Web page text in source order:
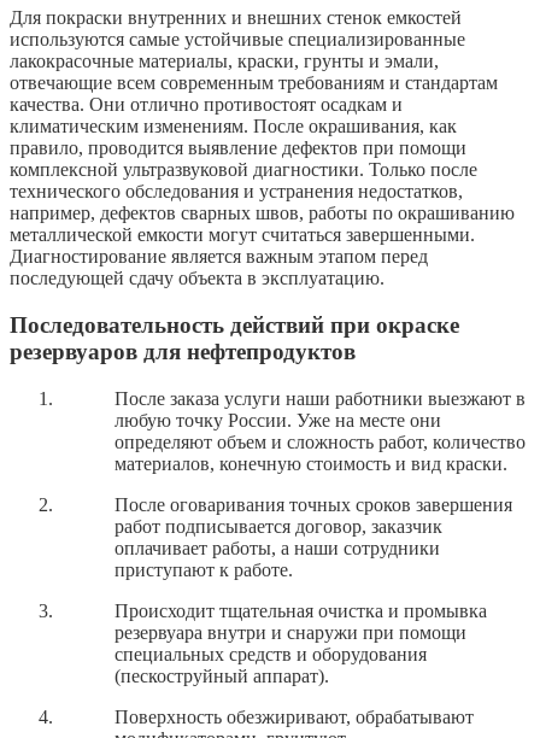
Для покраски внутренних и внешних стенок емкостей
используются самые устойчивые специализированные
лакокрасочные материалы, краски, грунты и эмали,
отвечающие всем современным требованиям и стандартам
качества. Они отлично противостоят осадкам и
климатическим изменениям. После окрашивания, как
правило, проводится выявление дефектов при помощи
комплексной ультразвуковой диагностики. Только после
технического обследования и устранения недостатков,
например, дефектов сварных швов, работы по окрашиванию
металлической емкости могут считаться завершенными.
Диагностирование является важным этапом перед
последующей сдачу объекта в эксплуатацию.
Последовательность действий при окраске
резервуаров для нефтепродуктов
После заказа услуги наши работники выезжают в
любую точку России. Уже на месте они
определяют объем и сложность работ, количество
материалов, конечную стоимость и вид краски.
После оговаривания точных сроков завершения
работ подписывается договор, заказчик
оплачивает работы, а наши сотрудники
приступают к работе.
Происходит тщательная очистка и промывка
резервуара внутри и снаружи при помощи
специальных средств и оборудования
(пескоструйный аппарат).
Поверхность обезжиривают, обрабатывают